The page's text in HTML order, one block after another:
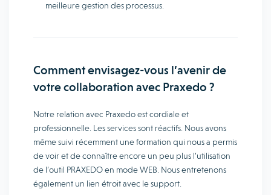
meilleure gestion des processus.
Comment envisagez-vous l’avenir de
votre collaboration avec Praxedo ?
Notre relation avec Praxedo est cordiale et
professionnelle. Les services sont réactifs. Nous avons
même suivi récemment une formation qui nous a permis
de voir et de connaître encore un peu plus l’utilisation
de l’outil PRAXEDO en mode WEB. Nous entretenons
également un lien étroit avec le support.